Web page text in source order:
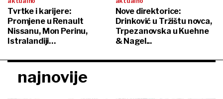
Tvrtke i karijere:
Promjene u Renault
Nissanu, Mon Perinu,
Istralandiji…
Nove direktorice:
Drinković u Tržištu novca,
Trpezanovska u Kuehne
& Nagel...
najnovije